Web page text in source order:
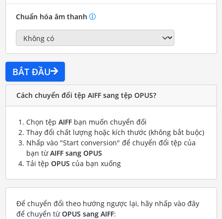
Chuẩn hóa âm thanh
BẮT ĐẦU
Cách chuyển đổi tệp AIFF sang tệp OPUS?
Chọn tệp AIFFbạn muốn chuyển đổi
Thay đổi chất lượng hoặc kích thước (không bắt buộc)
Nhấp vào "Start conversion" để chuyển đổi tệp của
bạn từAIFF sang OPUS
Tải tệp OPUS của bạn xuống
Để chuyển đổi theo hướng ngược lại, hãy nhấp vào đây
để chuyển từOPUS sang AIFF: